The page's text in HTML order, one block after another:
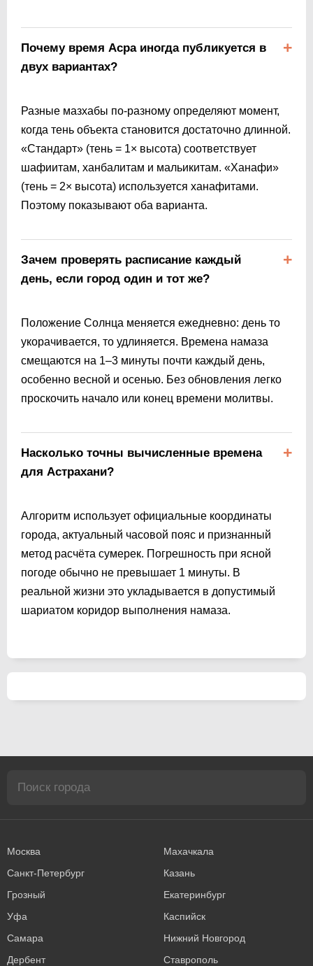
Почему время Асра иногда публикуется в
двух вариантах?
Разные мазхабы по-разному определяют момент,
когда тень объекта становится достаточно длинной.
«Стандарт» (тень = 1× высота) соответствует
шафиитам, ханбалитам и мальикитам. «Ханафи»
(тень = 2× высота) используется ханафитами.
Поэтому показывают оба варианта.
Зачем проверять расписание каждый
день, если город один и тот же?
Положение Солнца меняется ежедневно: день то
укорачивается, то удлиняется. Времена намаза
смещаются на 1–3 минуты почти каждый день,
особенно весной и осенью. Без обновления легко
проскочить начало или конец времени молитвы.
Насколько точны вычисленные времена
для Астрахани?
Алгоритм использует официальные координаты
города, актуальный часовой пояс и признанный
метод расчёта сумерек. Погрешность при ясной
погоде обычно не превышает 1 минуты. В
реальной жизни это укладывается в допустимый
шариатом коридор выполнения намаза.
Москва
Махачкала
Санкт-Петербург
Казань
Грозный
Екатеринбург
Уфа
Каспийск
Самара
Нижний Новгород
Дербент
Ставрополь